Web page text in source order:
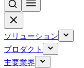
ソリューション
プロダクト
主要業界